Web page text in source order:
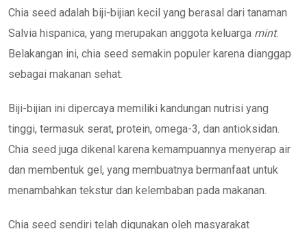
Chia seed adalah biji-bijian kecil yang berasal dari tanaman
Salvia hispanica, yang merupakan anggota keluarga mint.
Belakangan ini, chia seed semakin populer karena dianggap
sebagai makanan sehat.
Biji-bijian ini dipercaya memiliki kandungan nutrisi yang
tinggi, termasuk serat, protein, omega-3, dan antioksidan.
Chia seed juga dikenal karena kemampuannya menyerap air
dan membentuk gel, yang membuatnya bermanfaat untuk
menambahkan tekstur dan kelembaban pada makanan.
Chia seed sendiri telah digunakan oleh masyarakat